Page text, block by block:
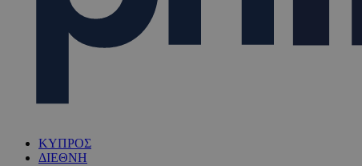
ΚΥΠΡΟΣ
ΔΙΕΘΝΗ